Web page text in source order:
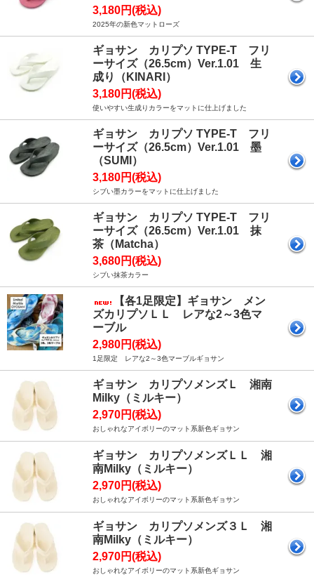
3,180円(税込)
2025年の新色マットローズ
ギョサン カリプソ TYPE-T フリ
ーサイズ（26.5cm）Ver.1.01 生
成り（KINARI）
3,180円(税込)
使いやすい生成りカラーをマットに仕上げました
ギョサン カリプソ TYPE-T フリ
ーサイズ（26.5cm）Ver.1.01 墨
（SUMI）
3,180円(税込)
シブい墨カラーをマットに仕上げました
ギョサン カリプソ TYPE-T フリ
ーサイズ（26.5cm）Ver.1.01 抹
茶（Matcha）
3,680円(税込)
シブい抹茶カラー
【各1足限定】ギョサン メン
ズカリプソＬＬ レアな2～3色マ
ーブル
2,980円(税込)
1足限定 レアな2～3色マーブルギョサン
ギョサン カリプソメンズＬ 湘南
Milky（ミルキー）
2,970円(税込)
おしゃれなアイボリーのマット系新色ギョサン
ギョサン カリプソメンズＬＬ 湘
南Milky（ミルキー）
2,970円(税込)
おしゃれなアイボリーのマット系新色ギョサン
ギョサン カリプソメンズ３Ｌ 湘
南Milky（ミルキー）
2,970円(税込)
おしゃれなアイボリーのマット系新色ギョサン